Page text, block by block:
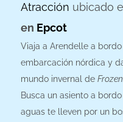
Atracción ubicado
en Epcot
Viaja a Arendelle a
embarcación nórdica y
mundo invernal de Frozen.
Busca un asiento a
aguas te lleven por un